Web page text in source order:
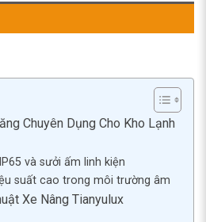
Chuyên Dụng Cho Kho Lạnh
và sưởi ấm linh kiện
suất cao trong môi trường âm
Xe Nâng Tianyulux